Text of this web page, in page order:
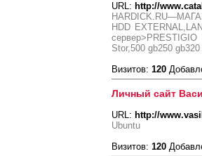
URL: http://
HDD
Stor,500 gb250
Визитов: 120
Личный сайт
URL: http://
Ubuntu
Визитов: 120